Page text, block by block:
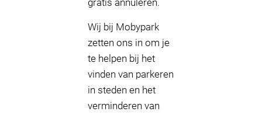
gratis annuleren.
Wij bij Mobypark
zetten ons in om je
te helpen bij het
vinden van parkeren
in steden en het
verminderen van